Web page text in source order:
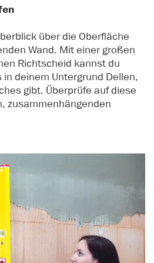
über die Oberfläche
Wand. Mit einer großen
Richtscheid kannst du
deinem Untergrund Dellen,
gibt. Überprüfe auf diese
zusammenhängenden